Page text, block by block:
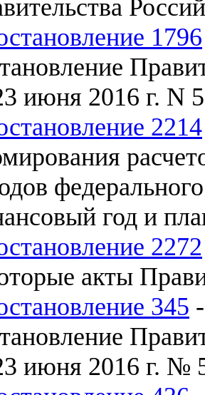
1796
июня 2016 г. N
2214
год и
2272
акты
345
июня 2016 г. №